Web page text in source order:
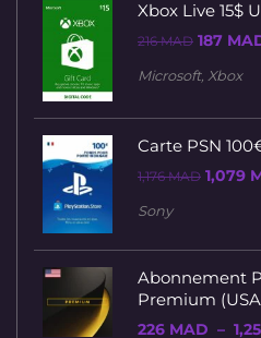
324
Xbox Live 15$
216MAD Le
initial
était :
187
Microsoft, Xbox
Carte PSN
1,176MAD Le
1,079
Sony
Abonnement
Premium
226 MAD –